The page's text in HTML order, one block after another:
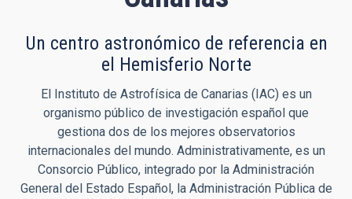
Un centro astronómico de referencia en
el Hemisferio Norte
El Instituto de Astrofísica de Canarias (IAC) es un
organismo público de investigación español que
gestiona dos de los mejores observatorios
internacionales del mundo. Administrativamente, es un
Consorcio Público, integrado por la Administración
General del Estado Español, la Administración Pública de